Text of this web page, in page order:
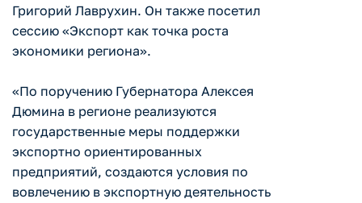
Григорий Лаврухин. Он также посетил
сессию «Экспорт как точка роста
экономики региона».
«По поручению Губернатора Алексея
Дюмина в регионе реализуются
государственные меры поддержки
экспортно ориентированных
предприятий, создаются условия по
вовлечению в экспортную деятельность